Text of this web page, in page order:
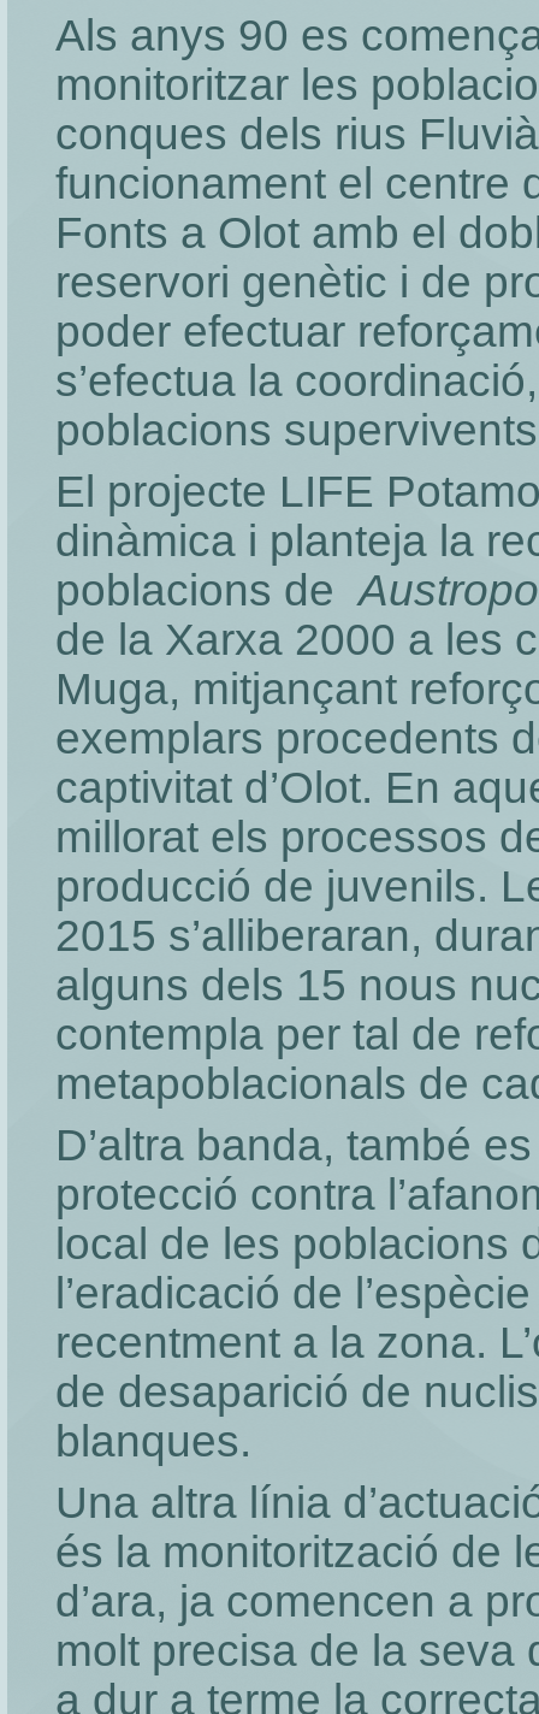
Als anys 90 es
monitoritzar les
conques dels rius
funcionament el centre
Fonts a Olot amb el
reservori genètic i de
poder efectuar
s’efectua la
poblacions
El projecte LIFE
dinàmica i planteja la
poblacions de
de la Xarxa 2000 a les
Muga, mitjançant
exemplars procedents
captivitat d’Olot. En
millorat els processos
producció de juvenils.
2015 s’alliberaran,
alguns dels 15 nous
contempla per tal de
metapoblacionals de
D’altra banda, també
protecció contra
local de les poblacions
l’eradicació de
recentment a la zona.
de desaparició de
blanques.
Una altra línia
és la monitorització de
d’ara, ja comencen a
molt precisa de la seva
a dur a terme la